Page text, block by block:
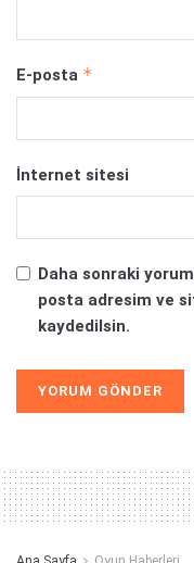
E-posta *
İnternet sitesi
Daha sonraki
posta adresim ve
kaydedilsin.